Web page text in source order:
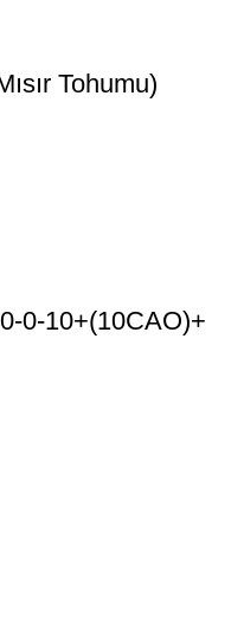
Tohumu)
0-10+(10CAO)+